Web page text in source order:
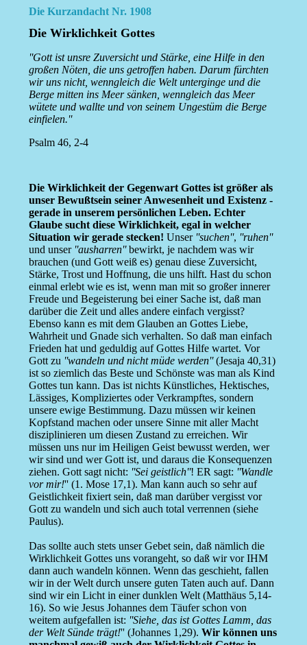
Die Kurzandacht Nr. 1908
Die Wirklichkeit Gottes
''Gott ist unsre Zuversicht und Stärke, eine Hilfe in den
großen Nöten, die uns getroffen haben. Darum fürchten
wir uns nicht, wenngleich die Welt unterginge und die
Berge mitten ins Meer sänken, wenngleich das Meer
wütete und wallte und von seinem Ungestüm die Berge
einfielen.''
Psalm 46, 2-4
Die Wirklichkeit der Gegenwart Gottes ist größer als
unser Bewußtsein seiner Anwesenheit und Existenz -
gerade in unserem persönlichen Leben. Echter
Glaube sucht diese Wirklichkeit, egal in welcher
Situation wir gerade stecken! Unser ''suchen'', ''ruhen''
und unser ''ausharren''bewirkt, je nachdem was wir
brauchen (und Gott weiß es) genau diese Zuversicht,
Stärke, Trost und Hoffnung, die uns hilft. Hast du schon
einmal erlebt wie es ist, wenn man mit so großer innerer
Freude und Begeisterung bei einer Sache ist, daß man
darüber die Zeit und alles andere einfach vergisst?
Ebenso kann es mit dem Glauben an Gottes Liebe,
Wahrheit und Gnade sich verhalten. So daß man einfach
Frieden hat und geduldig auf Gottes Hilfe wartet. Vor
Gott zu ''wandeln und nicht müde werden''(Jesaja 40,31)
ist so ziemlich das Beste und Schönste was man als Kind
Gottes tun kann. Das ist nichts Künstliches, Hektisches,
Lässiges, Kompliziertes oder Verkrampftes, sondern
unsere ewige Bestimmung. Dazu müssen wir keinen
Kopfstand machen oder unsere Sinne mit aller Macht
disziplinieren um diesen Zustand zu erreichen. Wir
müssen uns nur im Heiligen Geist bewusst werden, wer
wir sind und wer Gott ist, und daraus die Konsequenzen
ziehen. Gott sagt nicht: ''Sei geistlich''! ER sagt: ''Wandle
vor mir!'' (1. Mose 17,1). Man kann auch so sehr auf
Geistlichkeit fixiert sein, daß man darüber vergisst vor
Gott zu wandeln und sich auch total verrennen (siehe
Paulus).
Das sollte auch stets unser Gebet sein, daß nämlich die
Wirklichkeit Gottes uns vorangeht, so daß wir vor IHM
dann auch wandeln können. Wenn das geschieht, fallen
wir in der Welt durch unsere guten Taten auch auf. Dann
sind wir ein Licht in einer dunklen Welt (Matthäus 5,14-
16). So wie Jesus Johannes dem Täufer schon von
weitem aufgefallen ist: ''Siehe, das ist Gottes Lamm, das
der Welt Sünde trägt!'' (Johannes 1,29). Wir können uns